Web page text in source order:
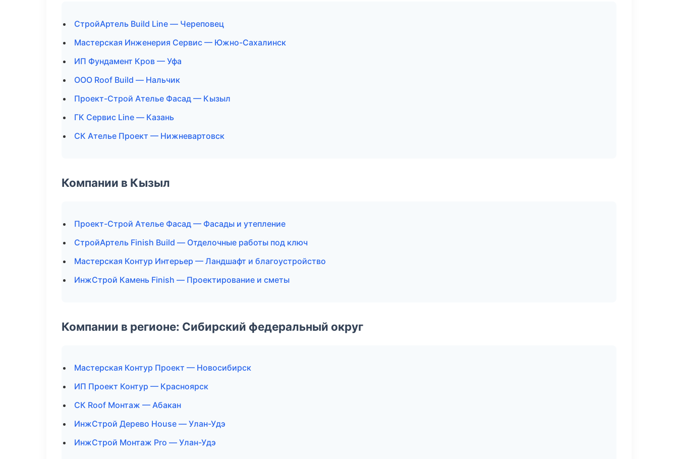
СтройАртель Build Line — Череповец
Мастерская Инженерия Сервис — Южно-Сахалинск
ИП Фундамент Кров — Уфа
ООО Roof Build — Нальчик
Проект-Строй Ателье Фасад — Кызыл
ГК Сервис Line — Казань
СК Ателье Проект — Нижневартовск
Компании в Кызыл
Проект-Строй Ателье Фасад — Фасады и утепление
СтройАртель Finish Build — Отделочные работы под ключ
Мастерская Контур Интерьер — Ландшафт и благоустройство
ИнжСтрой Камень Finish — Проектирование и сметы
Компании в регионе: Сибирский федеральный округ
Мастерская Контур Проект — Новосибирск
ИП Проект Контур — Красноярск
СК Roof Монтаж — Абакан
ИнжСтрой Дерево House — Улан-Удэ
ИнжСтрой Монтаж Pro — Улан-Удэ